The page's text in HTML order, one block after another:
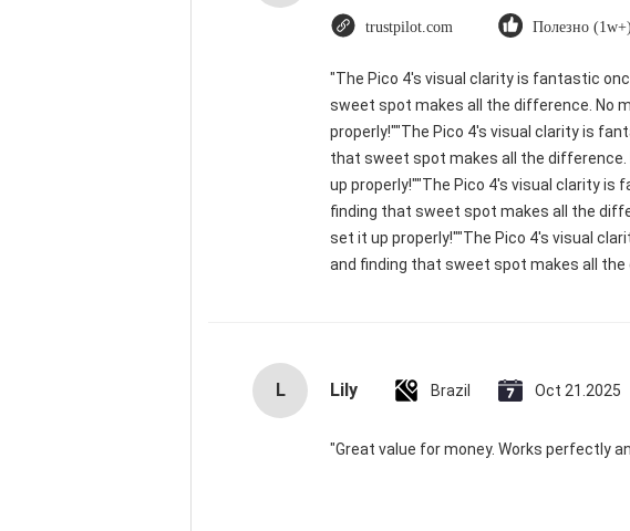
trustpilot.com Полезно (1w+)
"The Pico 4's visual clarity is fantastic
sweet spot makes all the difference. No
properly!""The Pico 4's visual clarity is
that sweet spot makes all the difference.
up properly!""The Pico 4's visual clarity is
finding that sweet spot makes all the
set it up properly!""The Pico 4's visual
and finding that sweet spot makes all the
L Lily Brazil Oct 21.2025
"Great value for money. Works perfectly